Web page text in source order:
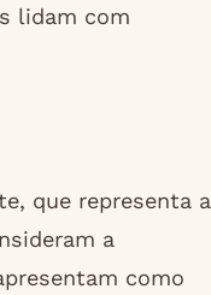
lidam com
que representa a
a
como